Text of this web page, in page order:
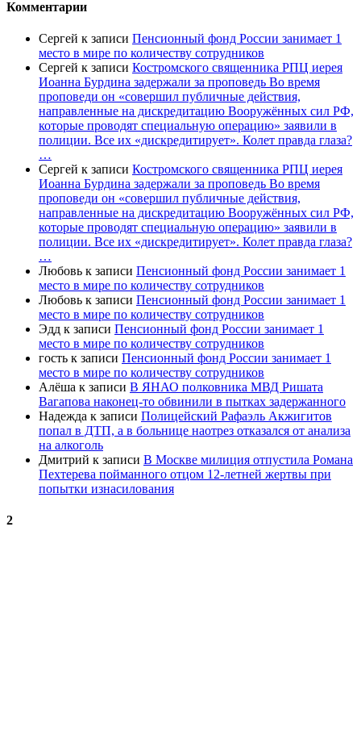
Комментарии
Сергей к записи Пенсионный фонд России занимает 1
место в мире по количеству сотрудников
Сергей к записи Костромского священника РПЦ иерея
Иоанна Бурдина задержали за проповедь Во время
проповеди он «совершил публичные действия,
направленные на дискредитацию Вооружённых сил РФ,
которые проводят специальную операцию» заявили в
полиции. Все их «дискредитирует». Колет правда глаза?
…
Сергей к записи Костромского священника РПЦ иерея
Иоанна Бурдина задержали за проповедь Во время
проповеди он «совершил публичные действия,
направленные на дискредитацию Вооружённых сил РФ,
которые проводят специальную операцию» заявили в
полиции. Все их «дискредитирует». Колет правда глаза?
…
Любовь к записи Пенсионный фонд России занимает 1
место в мире по количеству сотрудников
Любовь к записи Пенсионный фонд России занимает 1
место в мире по количеству сотрудников
Эдд к записи Пенсионный фонд России занимает 1
место в мире по количеству сотрудников
гость к записи Пенсионный фонд России занимает 1
место в мире по количеству сотрудников
Алёша к записи В ЯНАО полковника МВД Ришата
Вагапова наконец-то обвинили в пытках задержанного
Надежда к записи Полицейский Рафаэль Акжигитов
попал в ДТП, а в больнице наотрез отказался от анализа
на алкоголь
Дмитрий к записи В Москве милиция отпустила Романа
Пехтерева пойманного отцом 12-летней жертвы при
попытки изнасилования
2